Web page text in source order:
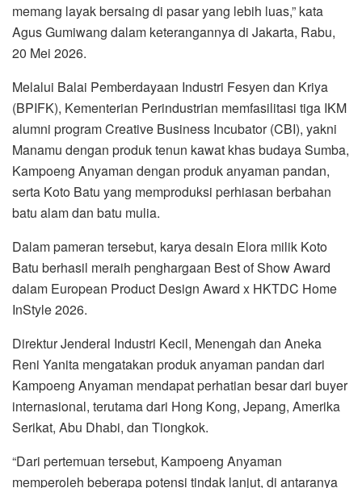
memang layak bersaing di pasar yang lebih luas,” kata
Agus Gumiwang dalam keterangannya di Jakarta, Rabu,
20 Mei 2026.
Melalui Balai Pemberdayaan Industri Fesyen dan Kriya
(BPIFK), Kementerian Perindustrian memfasilitasi tiga IKM
alumni program Creative Business Incubator (CBI), yakni
Manamu dengan produk tenun kawat khas budaya Sumba,
Kampoeng Anyaman dengan produk anyaman pandan,
serta Koto Batu yang memproduksi perhiasan berbahan
batu alam dan batu mulia.
Dalam pameran tersebut, karya desain Elora milik Koto
Batu berhasil meraih penghargaan Best of Show Award
dalam European Product Design Award x HKTDC Home
InStyle 2026.
Direktur Jenderal Industri Kecil, Menengah dan Aneka
Reni Yanita mengatakan produk anyaman pandan dari
Kampoeng Anyaman mendapat perhatian besar dari buyer
internasional, terutama dari Hong Kong, Jepang, Amerika
Serikat, Abu Dhabi, dan Tiongkok.
“Dari pertemuan tersebut, Kampoeng Anyaman
memperoleh beberapa potensi tindak lanjut, di antaranya